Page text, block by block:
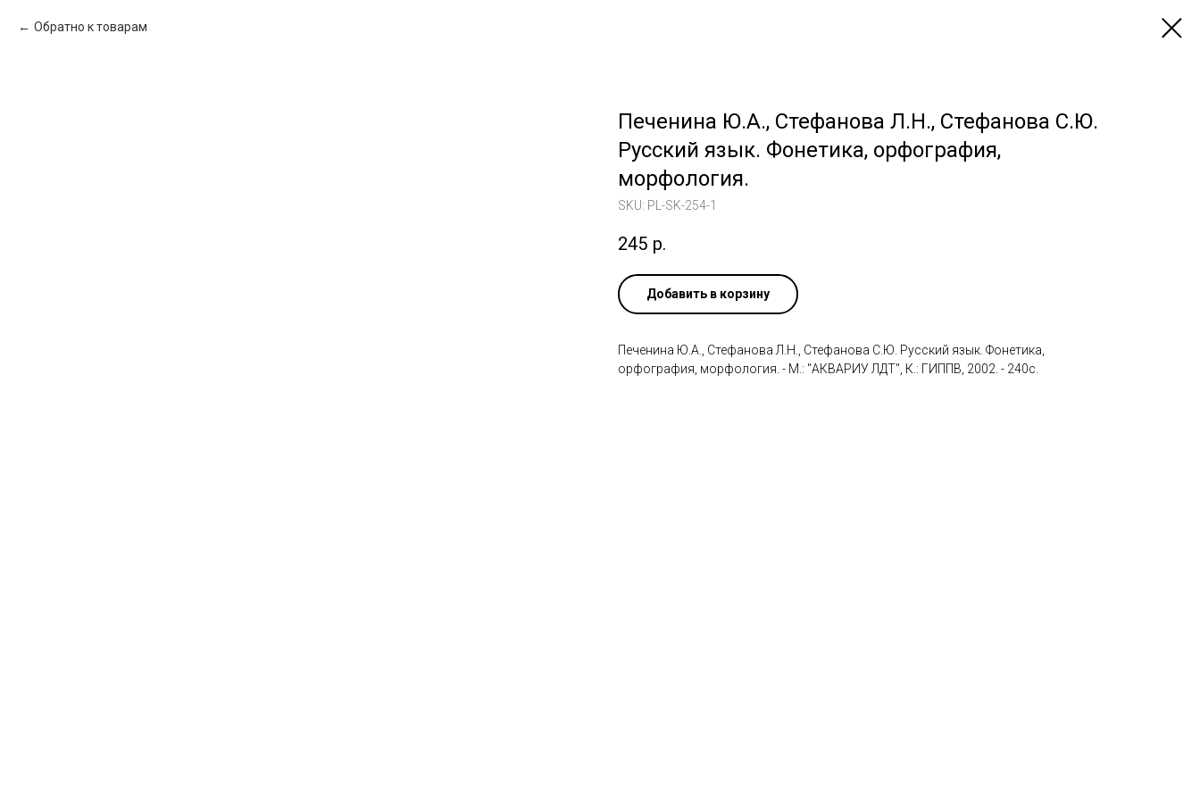
Обратно к товарам
Печенина Ю.А., Стефанова Л.Н., Стефанова С.Ю.
Русский язык. Фонетика, орфография,
морфология.
SKU: PL-SK-254-1
245 р.
Добавить в корзину
Печенина Ю.А., Стефанова Л.Н., Стефанова С.Ю. Русский язык. Фонетика,
орфография, морфология. - М.: "АКВАРИУ ЛДТ", К.: ГИППВ, 2002. - 240с.